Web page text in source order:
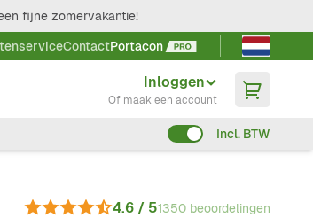
fijne zomervakantie!
ContactPortacon
Taal kiezen
Inloggen
Of maak een account
Incl. BTW
4.6 / 51350 beoordelingen